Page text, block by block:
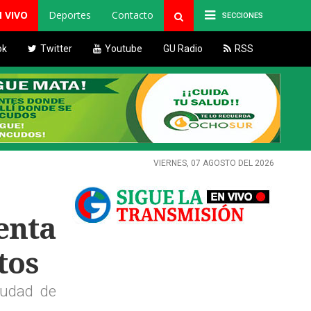
SECCIONES
VIVO Deportes Contacto
Twitter Youtube GU Radio RSS
VIERNES, 07 AGOSTO DEL 2026
de